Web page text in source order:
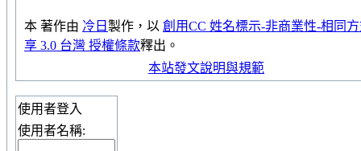
本 著作由 冷日 製作，以 創用CC 姓名標示-非商業性-相同
享 3.0 台灣 授權條款釋出。
本站發文說明與規範
使用者登入
使用者名稱: